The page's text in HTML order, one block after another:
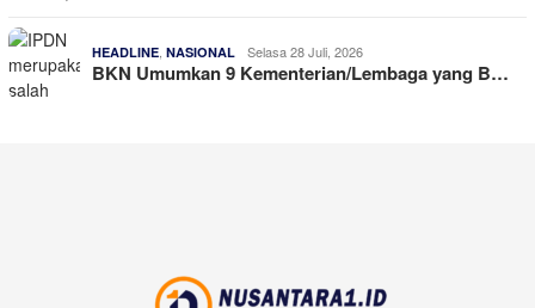
HEADLINE NASIONAL Selasa 28 Juli, 2026
BKN Umumkan 9 Kementerian/Lembaga yang B…